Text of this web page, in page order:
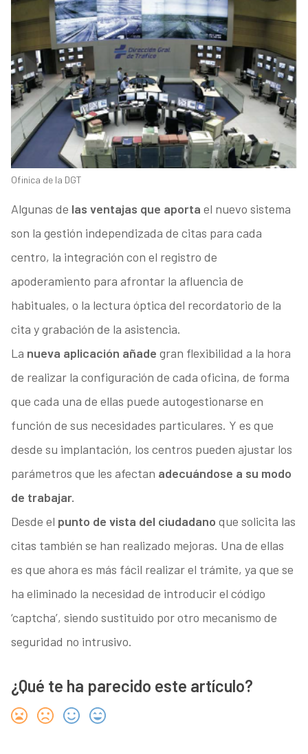
Ofinica de la DGT
Algunas de las ventajas que aporta el nuevo sistema
son la gestión independizada de citas para cada
centro, la integración con el registro de
apoderamiento para afrontar la afluencia de
habituales, o la lectura óptica del recordatorio de la
cita y grabación de la asistencia.
La nueva aplicación añade gran flexibilidad a la hora
de realizar la configuración de cada oficina, de forma
que cada una de ellas puede autogestionarse en
función de sus necesidades particulares. Y es que
desde su implantación, los centros pueden ajustar los
parámetros que les afectan adecuándose a su modo
de trabajar.
Desde el punto de vista del ciudadano que solicita las
citas también se han realizado mejoras. Una de ellas
es que ahora es más fácil realizar el trámite, ya que se
ha eliminado la necesidad de introducir el código
‘captcha’, siendo sustituido por otro mecanismo de
seguridad no intrusivo.
¿Qué te ha parecido este artículo?